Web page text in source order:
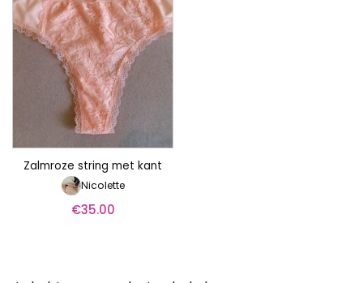
Zalmroze string met kant
Nicolette
€35.00